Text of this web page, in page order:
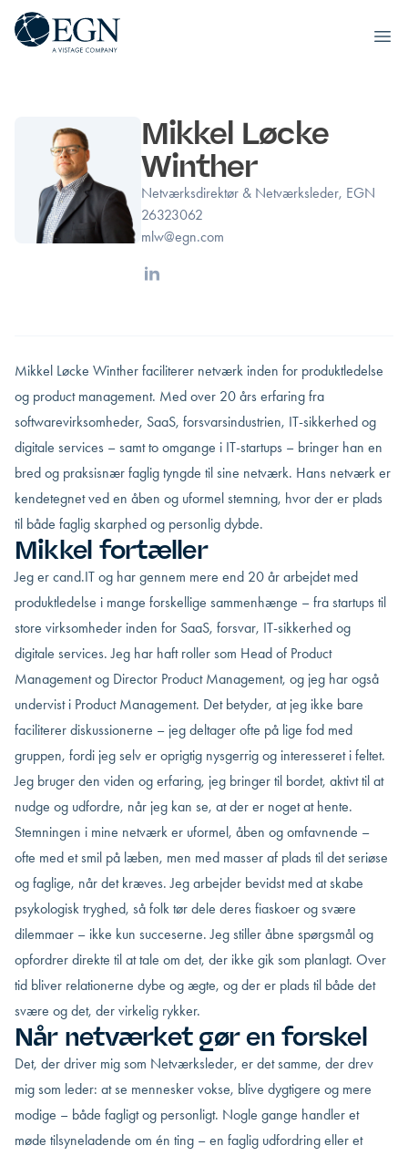
Executives' Global Network
Mikkel Løcke
Winther
Netværksdirektør & Netværksleder, EGN
26323062
mlw@egn.com
Linkedin
Mikkel Løcke Winther faciliterer netværk inden for produktledelse
og product management. Med over 20 års erfaring fra
softwarevirksomheder, SaaS, forsvarsindustrien, IT-sikkerhed og
digitale services – samt to omgange i IT-startups – bringer han en
bred og praksisnær faglig tyngde til sine netværk. Hans netværk er
kendetegnet ved en åben og uformel stemning, hvor der er plads
til både faglig skarphed og personlig dybde.
Mikkel fortæller
Jeg er cand.IT og har gennem mere end 20 år arbejdet med
produktledelse i mange forskellige sammenhænge – fra startups til
store virksomheder inden for SaaS, forsvar, IT-sikkerhed og
digitale services. Jeg har haft roller som Head of Product
Management og Director Product Management, og jeg har også
undervist i Product Management. Det betyder, at jeg ikke bare
faciliterer diskussionerne – jeg deltager ofte på lige fod med
gruppen, fordi jeg selv er oprigtig nysgerrig og interesseret i feltet.
Jeg bruger den viden og erfaring, jeg bringer til bordet, aktivt til at
nudge og udfordre, når jeg kan se, at der er noget at hente.
Stemningen i mine netværk er uformel, åben og omfavnende –
ofte med et smil på læben, men med masser af plads til det seriøse
og faglige, når det kræves. Jeg arbejder bevidst med at skabe
psykologisk tryghed, så folk tør dele deres fiaskoer og svære
dilemmaer – ikke kun succeserne. Jeg stiller åbne spørgsmål og
opfordrer direkte til at tale om det, der ikke gik som planlagt. Over
tid bliver relationerne dybe og ægte, og der er plads til både det
svære og det, der virkelig rykker.
Når netværket gør en forskel
Det, der driver mig som Netværksleder, er det samme, der drev
mig som leder: at se mennesker vokse, blive dygtigere og mere
modige – både fagligt og personligt. Nogle gange handler et
møde tilsyneladende om én ting – en faglig udfordring eller et